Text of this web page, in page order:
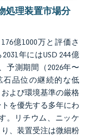
処理装置市場分
億1000万と評価さ
年にはUSD 244億
予測期間（2026年〜
石品位の継続的な低
よび環境基準の厳格
を優先する多年にわ
。リチウム、ニッケ
、装置受注は微細粉